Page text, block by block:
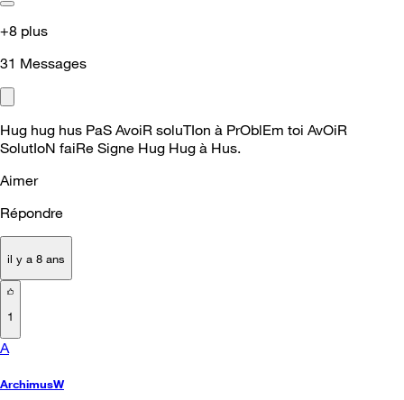
+8 plus
31 Messages
Hug hug hus PaS AvoiR soluTIon à PrOblEm toi AvOiR
SolutIoN faiRe Signe Hug Hug à Hus.
Aimer
Répondre
il y a 8 ans
1
A
ArchimusW